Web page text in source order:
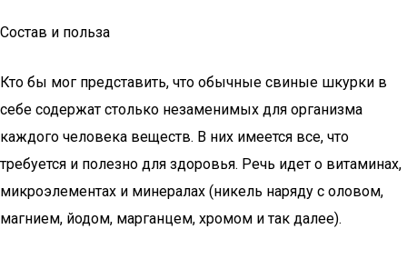
Состав и польза
Кто бы мог представить, что обычные свиные шкурки в
себе содержат столько незаменимых для организма
каждого человека веществ. В них имеется все, что
требуется и полезно для здоровья. Речь идет о витаминах,
микроэлементах и минералах (никель наряду с оловом,
магнием, йодом, марганцем, хромом и так далее).